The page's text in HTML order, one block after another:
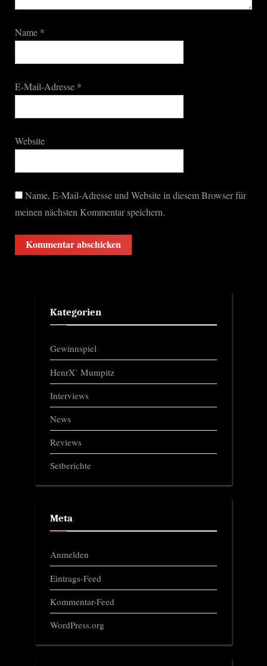
Name *
E-Mail-Adresse *
Website
Name, E-Mail-Adresse und Website in diesem Browser für
meinen nächsten Kommentar speichern.
Kategorien
Gewinnspiel
HenrX` Mumpitz
Interviews
News
Reviews
Setberichte
Meta
Anmelden
Eintrags-Feed
Kommentar-Feed
WordPress.org